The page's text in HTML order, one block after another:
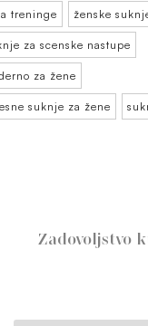
treninge ženske
za scenske nastupe
za žene
suknje za žene
Zadovoljstvo